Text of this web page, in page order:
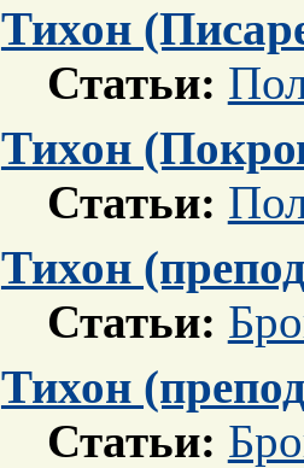
Тихон
Статьи:
Тихон
Статьи:
Тихон
Статьи:
Тихон
Статьи: